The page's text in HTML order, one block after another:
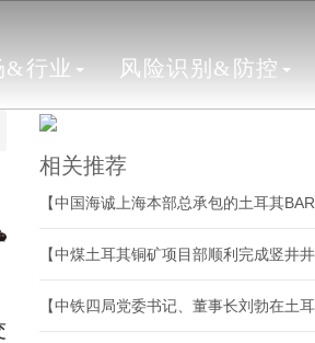
&行业 风险识别&防控
相关推荐
【中国海诚上海本部总承包的土耳其
【中煤土耳其铜矿项目部顺利完成竖井
【中铁四局党委书记、董事长刘勃在土